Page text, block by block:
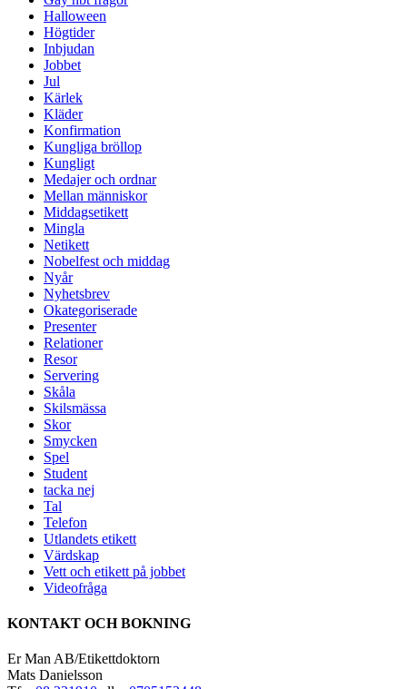
Halloween
Högtider
Inbjudan
Jobbet
Jul
Kärlek
Kläder
Konfirmation
Kungliga bröllop
Kungligt
Medajer och ordnar
Mellan människor
Middagsetikett
Mingla
Netikett
Nobelfest och middag
Nyår
Nyhetsbrev
Okategoriserade
Presenter
Relationer
Resor
Servering
Skåla
Skilsmässa
Skor
Smycken
Spel
Student
tacka nej
Tal
Telefon
Utlandets etikett
Värdskap
Vett och etikett på jobbet
Videofråga
KONTAKT OCH BOKNING
Er Man AB/Etikettdoktorn
Mats Danielsson